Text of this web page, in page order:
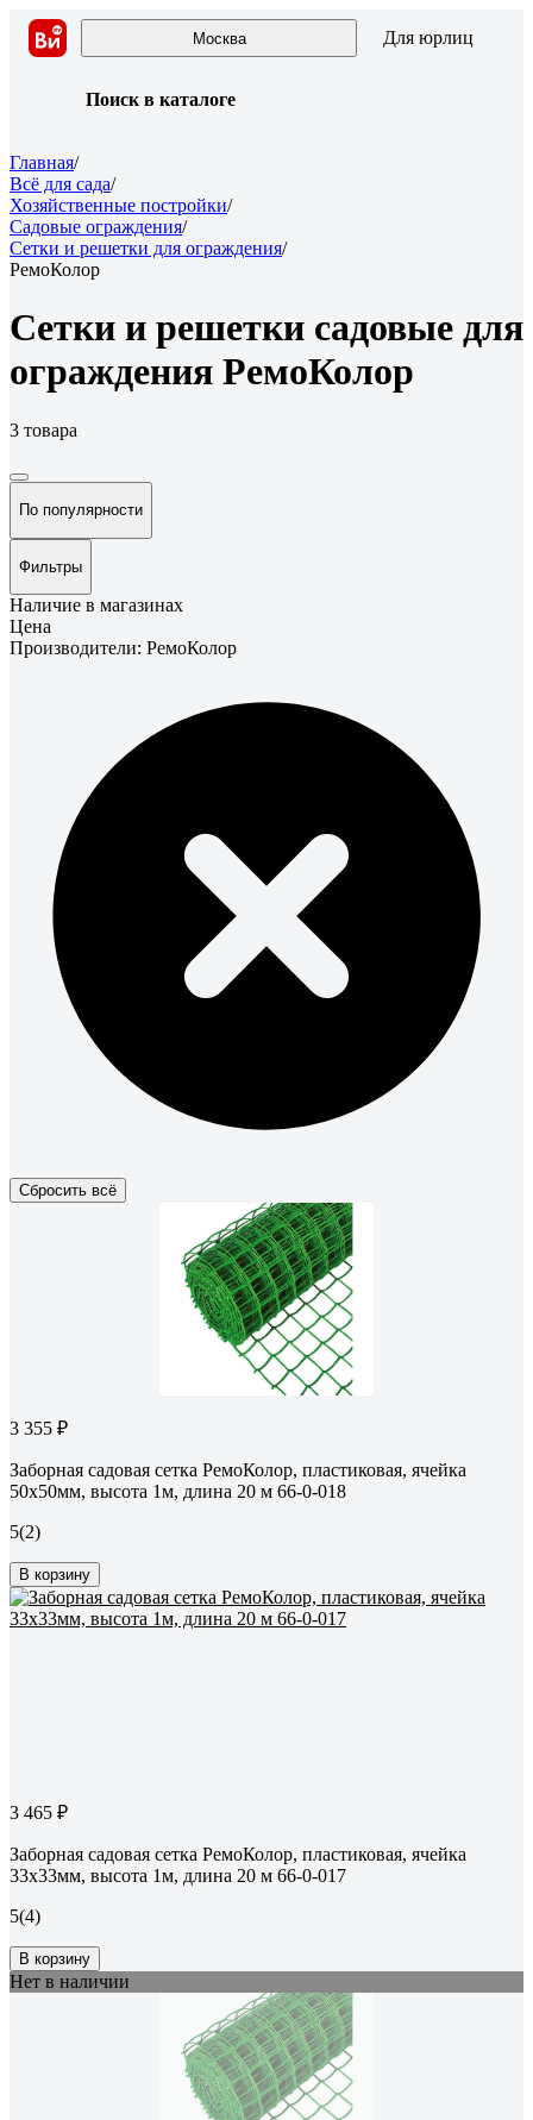
Москва Для юрлиц
Поиск в каталоге
Главная/
Всё для сада/
Хозяйственные постройки/
Садовые ограждения/
Сетки и решетки для ограждения/
РемоКолор
Сетки и решетки садовые для
ограждения РемоКолор
3 товара
По популярности
Фильтры
Наличие в магазинах
Цена
Производители: РемоКолор
Сбросить всё
3 355 ₽
Заборная садовая сетка РемоКолор, пластиковая, ячейка
50x50мм, высота 1м, длина 20 м 66-0-018
5(2)
В корзину
3 465 ₽
Заборная садовая сетка РемоКолор, пластиковая, ячейка
33x33мм, высота 1м, длина 20 м 66-0-017
5(4)
В корзину
Нет в наличии